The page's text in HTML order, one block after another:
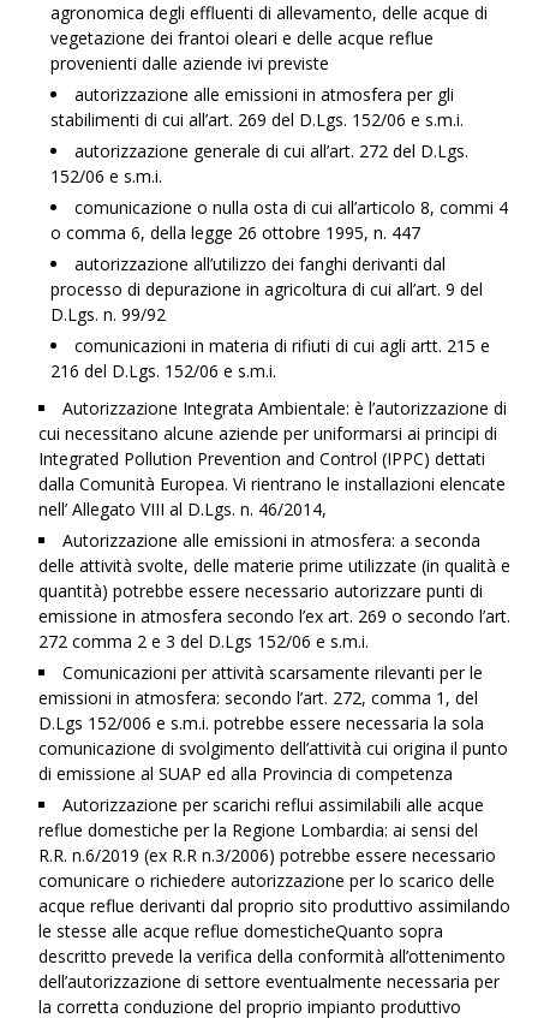
agronomica degli effluenti di allevamento, delle acque di
vegetazione dei frantoi oleari e delle acque reflue
provenienti dalle aziende ivi previste
autorizzazione alle emissioni in atmosfera per gli
stabilimenti di cui all’art. 269 del D.Lgs. 152/06 e s.m.i.
autorizzazione generale di cui all’art. 272 del D.Lgs.
152/06 e s.m.i.
comunicazione o nulla osta di cui all’articolo 8, commi 4
o comma 6, della legge 26 ottobre 1995, n. 447
autorizzazione all’utilizzo dei fanghi derivanti dal
processo di depurazione in agricoltura di cui all’art. 9 del
D.Lgs. n. 99/92
comunicazioni in materia di rifiuti di cui agli artt. 215 e
216 del D.Lgs. 152/06 e s.m.i.
Autorizzazione Integrata Ambientale: è l’autorizzazione di
cui necessitano alcune aziende per uniformarsi ai principi di
Integrated Pollution Prevention and Control (IPPC) dettati
dalla Comunità Europea. Vi rientrano le installazioni elencate
nell’ Allegato VIII al D.Lgs. n. 46/2014,
Autorizzazione alle emissioni in atmosfera: a seconda
delle attività svolte, delle materie prime utilizzate (in qualità e
quantità) potrebbe essere necessario autorizzare punti di
emissione in atmosfera secondo l’ex art. 269 o secondo l’art.
272 comma 2 e 3 del D.Lgs 152/06 e s.m.i.
Comunicazioni per attività scarsamente rilevanti per le
emissioni in atmosfera: secondo l’art. 272, comma 1, del
D.Lgs 152/006 e s.m.i. potrebbe essere necessaria la sola
comunicazione di svolgimento dell’attività cui origina il punto
di emissione al SUAP ed alla Provincia di competenza
Autorizzazione per scarichi reflui assimilabili alle acque
reflue domestiche per la Regione Lombardia: ai sensi del
R.R. n.6/2019 (ex R.R n.3/2006) potrebbe essere necessario
comunicare o richiedere autorizzazione per lo scarico delle
acque reflue derivanti dal proprio sito produttivo assimilando
le stesse alle acque reflue domesticheQuanto sopra
descritto prevede la verifica della conformità all’ottenimento
dell’autorizzazione di settore eventualmente necessaria per
la corretta conduzione del proprio impianto produttivo